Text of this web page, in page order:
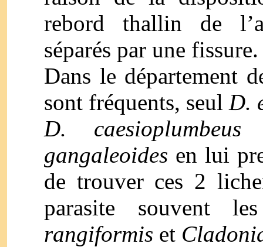
rebord thallin de
séparés par une fissure.
Dans le département
sont fréquents, seul D.
D. caesioplumbeus
gangaleoides en lui
de trouver ces 2
parasite souvent
rangiformis et